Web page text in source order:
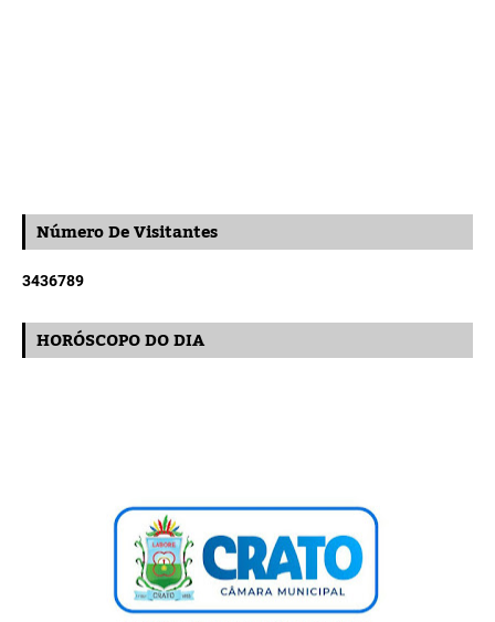
Número De Visitantes
3436789
HORÓSCOPO DO DIA